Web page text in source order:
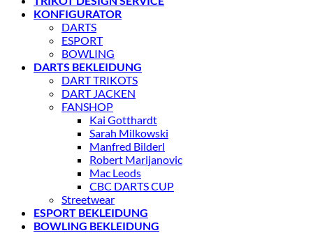
KONFIGURATOR
DARTS
ESPORT
BOWLING
DARTS BEKLEIDUNG
DART TRIKOTS
DART JACKEN
FANSHOP
Kai Gotthardt
Sarah Milkowski
Manfred Bilderl
Robert Marijanovic
Mac Leods
CBC DARTS CUP
Streetwear
ESPORT BEKLEIDUNG
BOWLING BEKLEIDUNG